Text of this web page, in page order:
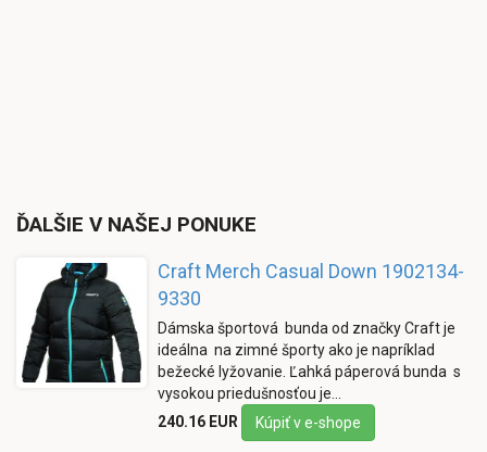
ĎALŠIE V NAŠEJ PONUKE
Craft Merch Casual Down 1902134-
9330
Dámska športová bunda od značky Craft je
ideálna na zimné športy ako je napríklad
bežecké lyžovanie. Ľahká páperová bunda s
vysokou priedušnosťou je…
240.16 EUR
Kúpiť v e-shope